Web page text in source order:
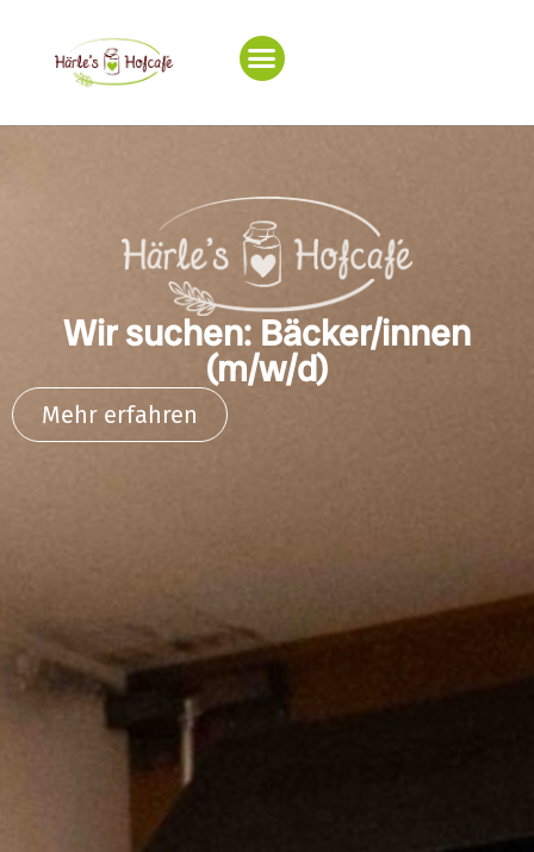
Wir suchen: Bäcker/innen
(m/w/d)
Mehr erfahren